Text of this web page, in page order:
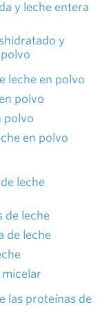
y leche entera
y
leche en polvo
polvo
polvo
en polvo
leche
de leche
de leche
las proteínas de